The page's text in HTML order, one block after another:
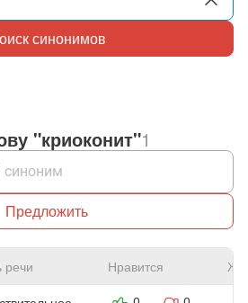
синонимов
"криоконит"1
Предложить
речи Нравится